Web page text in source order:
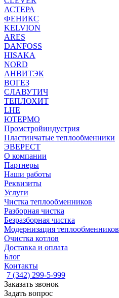
АСТЕРА
ФЕНИКС
KELVION
ARES
DANFOSS
HISAKA
NORD
АНВИТЭК
ВОГЕЗ
СЛАВУТИЧ
ТЕПЛОХИТ
LHE
ЮТЕРМО
Промстройиндустрия
Пластинчатые теплообменники
ЭВЕРЕСТ
О компании
Партнеры
Наши работы
Реквизиты
Услуги
Чистка теплообменников
Разборная чистка
Безразборная чистка
Модернизация теплообменников
Очистка котлов
Доставка и оплата
Блог
Контакты
7 (342) 299-5-999
Заказать звонок
Задать вопрос